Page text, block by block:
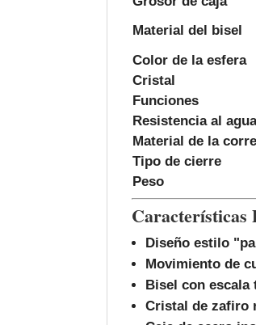
Material del bisel
Color de la esfera
Cristal
Funciones
Resistencia al agua
Material de la
Tipo de cierre
Peso
Características
Diseño estilo
Movimiento de
Bisel con escala
Cristal de zafiro